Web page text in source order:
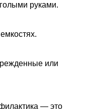
руками.
или
— это